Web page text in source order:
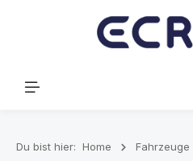
Du bist hier: Home Fahrzeuge